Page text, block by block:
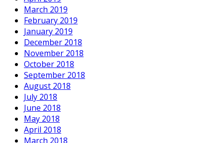
March 2019
February 2019
January 2019
December 2018
November 2018
October 2018
September 2018
August 2018
July 2018
June 2018
May 2018
April 2018
March 2018